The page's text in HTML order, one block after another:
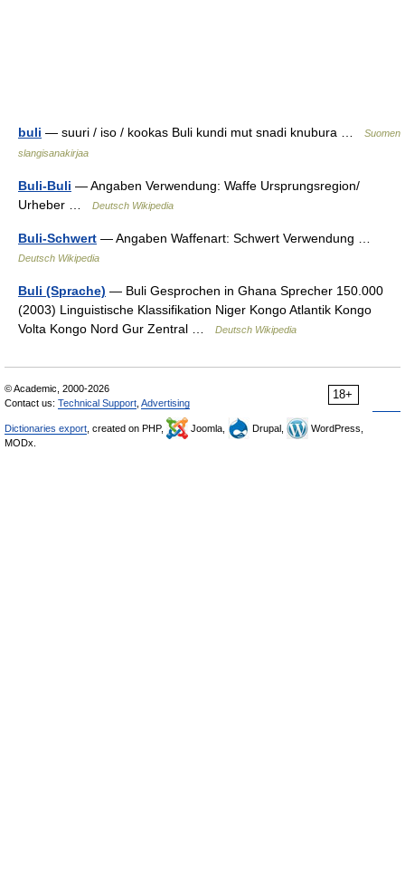
buli — suuri / iso / kookas Buli kundi mut snadi knubura …
Suomen
slangisanakirjaa
Buli-Buli — Angaben Verwendung: Waffe Ursprungsregion/
Urheber …
Deutsch Wikipedia
Buli-Schwert — Angaben Waffenart: Schwert Verwendung …
Deutsch Wikipedia
Buli (Sprache) — Buli Gesprochen in Ghana Sprecher 150.000
(2003) Linguistische Klassifikation Niger Kongo Atlantik Kongo
Volta Kongo Nord Gur Zentral …
Deutsch Wikipedia
18+
© Academic, 2000-2026
Contact us: Technical Support Advertising
Dictionaries export , created on PHP, Joomla, Drupal,
WordPress,
MODx.